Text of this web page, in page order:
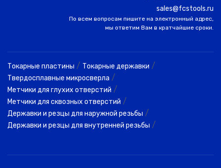
sales@fcstools.ru
По всем вопросам пишите на электронный адрес,
мы ответим Вам в кратчайшие сроки.
Токарные пластины / Токарные державки /
Твердосплавные микросверла /
Метчики для глухих отверстий /
Метчики для сквозных отверстий /
Державки и резцы для наружной резьбы /
Державки и резцы для внутренней резьбы /